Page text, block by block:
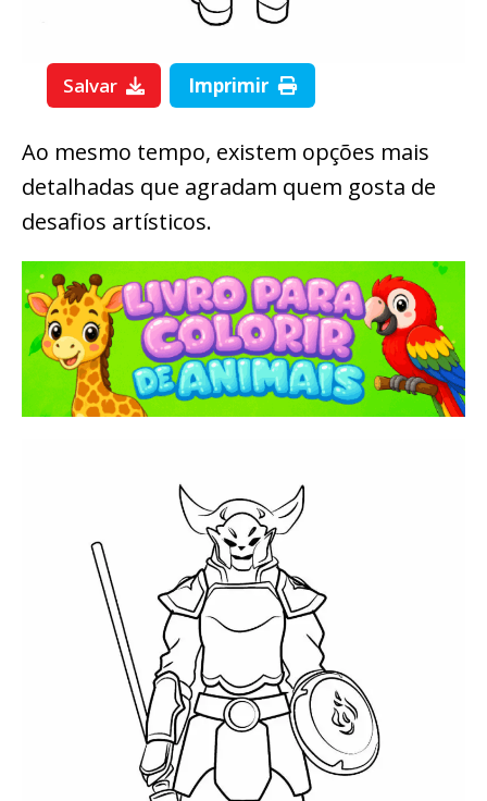
Salvar Imprimir
Ao mesmo tempo, existem opções mais
detalhadas que agradam quem gosta de
desafios artísticos.